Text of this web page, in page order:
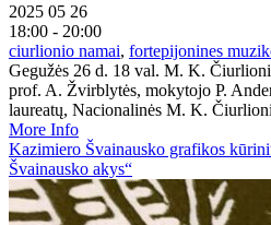
2025 05 26
18:00 - 20:00
ciurlionio namai, fortepijonines
Gegužės 26 d. 18 val. M. K.
prof. A. Žvirblytės, mokytojo P.
laureatų, Nacionalinės M. K.
More Info
Kazimiero Švainausko grafikos
Švainausko akys“